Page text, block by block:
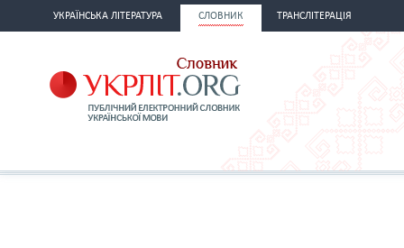
УКРАЇНСЬКА ЛІТЕРАТУРА СЛОВНИК ТРАНСЛІТЕРАЦІЯ